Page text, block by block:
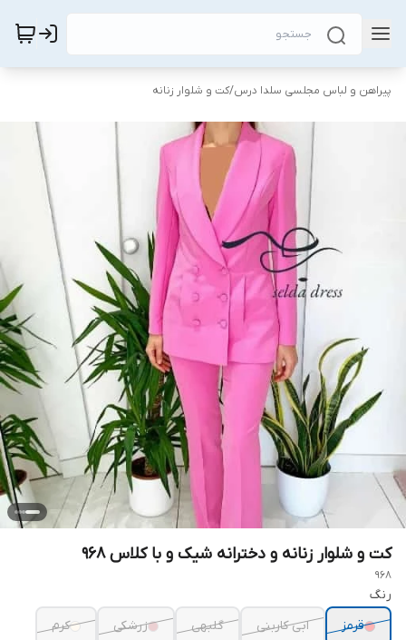
پیراهن و لباس مجلسی سلدا درس/کت و شلوار زنانه
کت و شلوار زنانه و دخترانه شیک و با کلاس ۹۶۸
968
رنگ
قرمز
ابی کاربنی گلبهی زرشکی کرم